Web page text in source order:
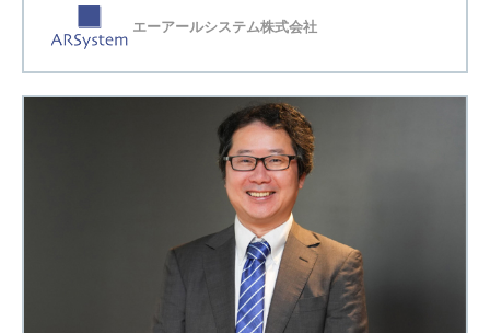
エーアールシステム株式会社